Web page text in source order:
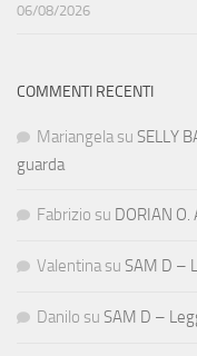
06/08/2026
COMMENTI RECENTI
Mariangela su SELLY
guarda
Fabrizio su DORIAN O.
Valentina su SAM D –
Danilo su SAM D –